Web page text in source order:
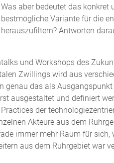
Was aber bedeutet das konkret
bestmögliche Variante für die
herauszufiltern? Antworten
und Workshops des
Zwillings wird aus
genau das als
ausgestaltet und definiert
der
Akteure aus dem
immer mehr Raum für
aus dem Ruhrgebiet war